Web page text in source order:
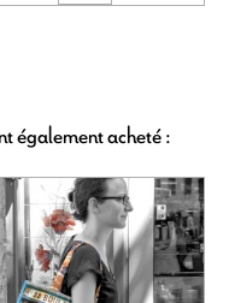
également acheté :